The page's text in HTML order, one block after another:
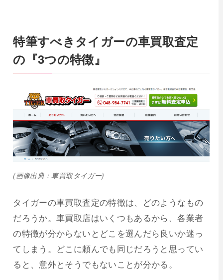
特筆すべきタイガーの車買取査定
の『3つの特徴』
(画像出典：車買取タイガー)
タイガーの車買取査定の特徴は、どのようなもの
だろうか。車買取店はいくつもあるから、各業者
の特徴が分からないとどこを選んだら良いか迷っ
てしまう。どこに頼んでも同じだろうと思ってい
ると、意外とそうでもないことが分かる。